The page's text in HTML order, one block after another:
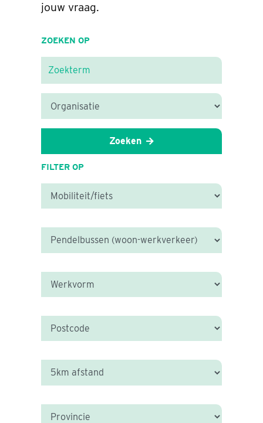
jouw vraag.
ZOEKEN OP
Zoeken
FILTER OP